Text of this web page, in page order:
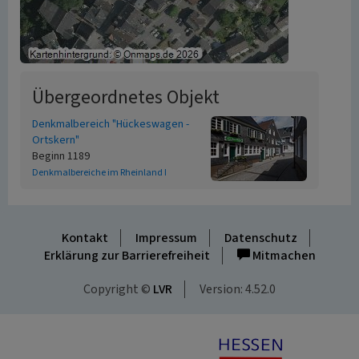
Übergeordnetes Objekt
Denkmalbereich "Hückeswagen -
Ortskern"
Beginn 1189
Denkmalbereiche im Rheinland I
Kontakt Impressum
Datenschutz
Erklärung zur Barrierefreiheit
Mitmachen
Copyright © LVR Version: 4.52.0